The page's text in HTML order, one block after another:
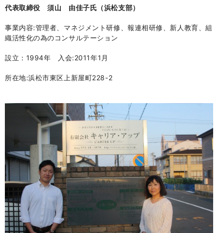
代表取締役 須山 由佳子氏（浜松支部）
事業内容:管理者、マネジメント研修、報連相研修、新人教育、組
織活性化の為のコンサルテーション
設立：1994年 入会:2011年1月
所在地:浜松市東区上新屋町228-2